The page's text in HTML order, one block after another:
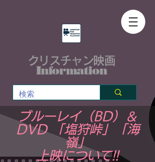
クリスチャン映画
Information
ブルーレイ（BD）＆
DVD 「塩狩峠」「海
嶺」
上映について!!